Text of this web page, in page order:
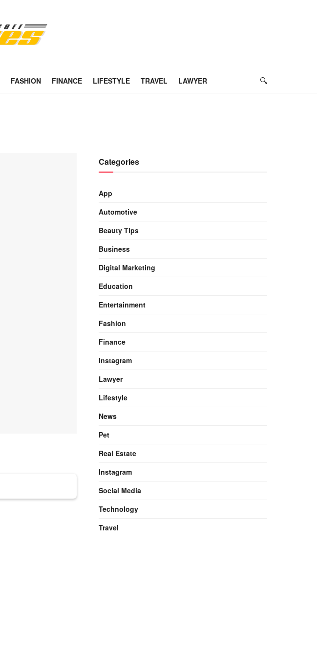
FASHION FINANCE LIFESTYLE TRAVEL LAWYER
Categories
App
Automotive
Beauty Tips
Business
Digital Marketing
Education
Entertainment
Fashion
Finance
Instagram
Lawyer
Lifestyle
News
Pet
Real Estate
Instagram
Social Media
Technology
Travel